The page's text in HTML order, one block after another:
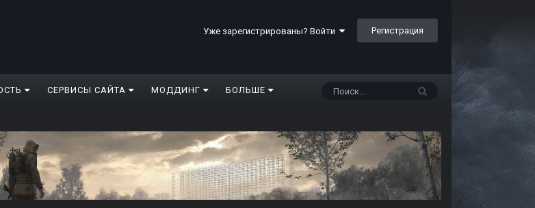
Уже зарегистрированы? Войти Регистрация
СЕРВИСЫ САЙТА МОДДИНГ БОЛЬШЕ